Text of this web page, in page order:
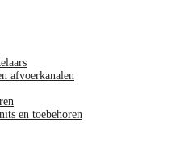
afvoerkanalen
en toebehoren